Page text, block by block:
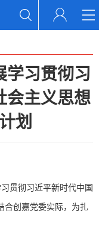
学习贯彻习
会主义思想
划
贯彻习近平新时代中国
合创嘉党委实际，为扎